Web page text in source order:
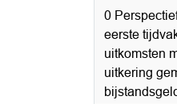
0
eerste
uitkomsten
uitkering